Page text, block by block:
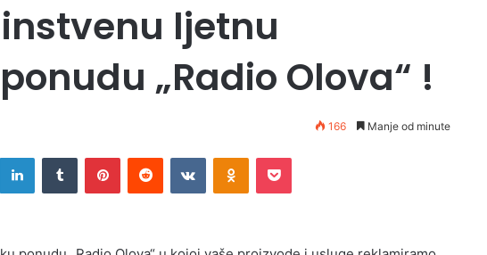
ljetnu
„Radio Olova“ !
166 Manje od minute
LinkedInTumblr PinterestReddit VKontakteOdnoklassniki
Pocket